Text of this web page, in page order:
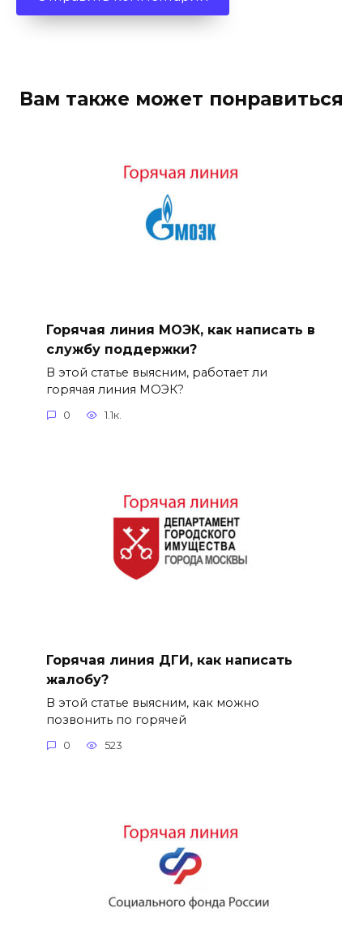
Вам также может понравиться
Горячая линия МОЭК, как написать в
службу поддержки?
В этой статье выясним, работает ли
горячая линия МОЭК?
0 1.1к.
Горячая линия ДГИ, как написать
жалобу?
В этой статье выясним, как можно
позвонить по горячей
0 523